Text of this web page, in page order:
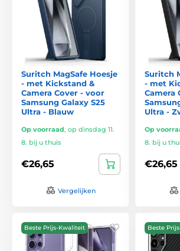
Suritch MagSafe Hoesje
- met Kickstand &
Camera Cover - voor
Samsung Galaxy S25
Ultra - Blauw
Op voorraad, op dinsdag 11.
8. bij u thuis
€26,65
Vergelijken
Suritch
- met
Camera
Ultra -
Op
8. bij u
€26,65
Beste Prijs-Kwaliteit Beste